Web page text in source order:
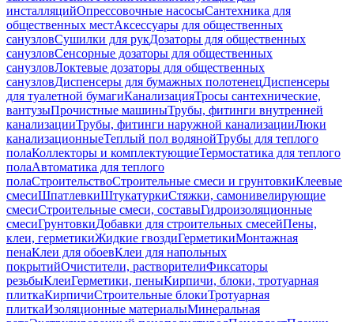
инсталляцийОпрессовочные насосыСантехника для
общественных местАксессуары для общественных
санузловСушилки для рукДозаторы для общественных
санузловСенсорные дозаторы для общественных
санузловЛоктевые дозаторы для общественных
санузловДиспенсеры для бумажных полотенецДиспенсеры
для туалетной бумагиКанализацияТросы сантехнические,
вантузыПрочистные машиныТрубы, фитинги внутренней
канализацииТрубы, фитинги наружной канализацииЛюки
канализационныеТеплый пол водянойТрубы для теплого
полаКоллекторы и комплектующиеТермостатика для теплого
полаАвтоматика для теплого
полаСтроительствоСтроительные смеси и грунтовкиКлеевые
смесиШпатлевкиШтукатуркиСтяжки, самонивелирующие
смесиСтроительные смеси, составыГидроизоляционные
смесиГрунтовкиДобавки для строительных смесейПены,
клеи, герметикиЖидкие гвоздиГерметикиМонтажная
пенаКлеи для обоевКлеи для напольных
покрытийОчистители, растворителиФиксаторы
резьбыКлеиГерметики, пеныКирпичи, блоки, тротуарная
плиткаКирпичиСтроительные блокиТротуарная
плиткаИзоляционные материалыМинеральная